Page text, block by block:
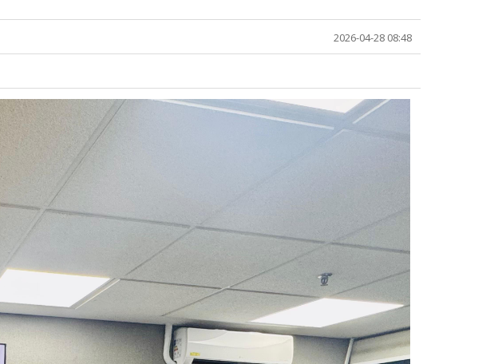
2026-04-28 08:48